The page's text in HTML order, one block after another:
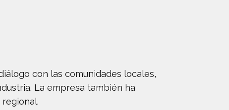
con las comunidades locales,
La empresa también ha